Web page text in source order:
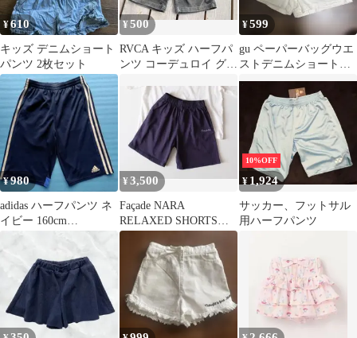
¥610
キッズ デニムショート
パンツ 2枚セット
¥500
RVCA キッズ ハーフパ
ンツ コーデュロイ グレ
¥599
gu ペーパーバッグウエ
ストデニムショートパ
ンツ 120
¥980
adidas ハーフパンツ ネ
イビー 160cm
CLIMALITE
¥3,500
Façade NARA
RELAXED SHORTS
NAVY BLUE 5y
10%OFF
¥ 1,924
サッカー、フットサル
用ハーフパンツ